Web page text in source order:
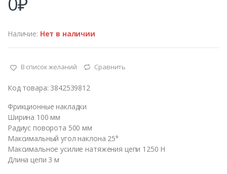
Наличие: Нет в наличии
В список желаний Сравнить
Код товара: 3842539812
Фрикционные накладки
Ширина 100 мм
Радиус поворота 500 мм
Максимальный угол наклона 25°
Максимальное усилие натяжения цепи 1250 Н
Длина цепи 3 м